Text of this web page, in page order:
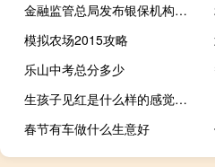
金融监管总局发布银保机构涉刑案件风控管理办法 涉刑案件风险防控全链条治理
模拟农场2015攻略
乐山中考总分多少
生孩子见红是什么样的感觉（生孩子见红是什么样的）
春节有车做什么生意好